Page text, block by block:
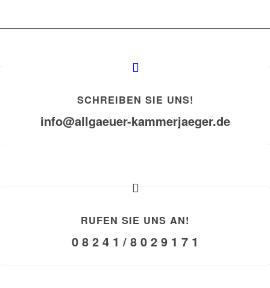
SCHREIBEN SIE UNS!
info@allgaeuer-kammerjaeger.de
RUFEN SIE UNS AN!
0 8 2 4 1 / 8 0 2 9 1 7 1